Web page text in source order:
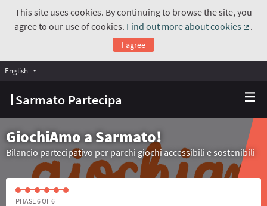
This site uses cookies. By continuing to browse the site, you
agree to our use of cookies. Find out more about cookies
.
I agree
Sarmato Partecipa
English Choose language
GiochiAmo a Sarmato!
Bilancio partecipativo per parchi giochi accessibili e sostenibili
PHASE 6 OF 6